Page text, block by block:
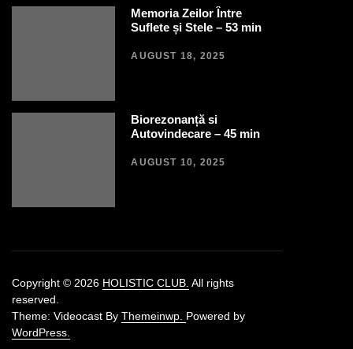
Memoria Zeilor Între
Suflete și Stele – 53 min
AUGUST 18, 2025
Biorezonanță si
Autovindecare – 45 min
AUGUST 10, 2025
Copyright © 2026 HOLISTIC CLUB. All rights
reserved.
Theme: Videocast By Themeinwp. Powered by
WordPress.